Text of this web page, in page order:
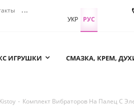
...
УКР РУС
ИГРУШКИ СМАЗКА, КРЕМ,
- Комплект Вибраторов На Палец С